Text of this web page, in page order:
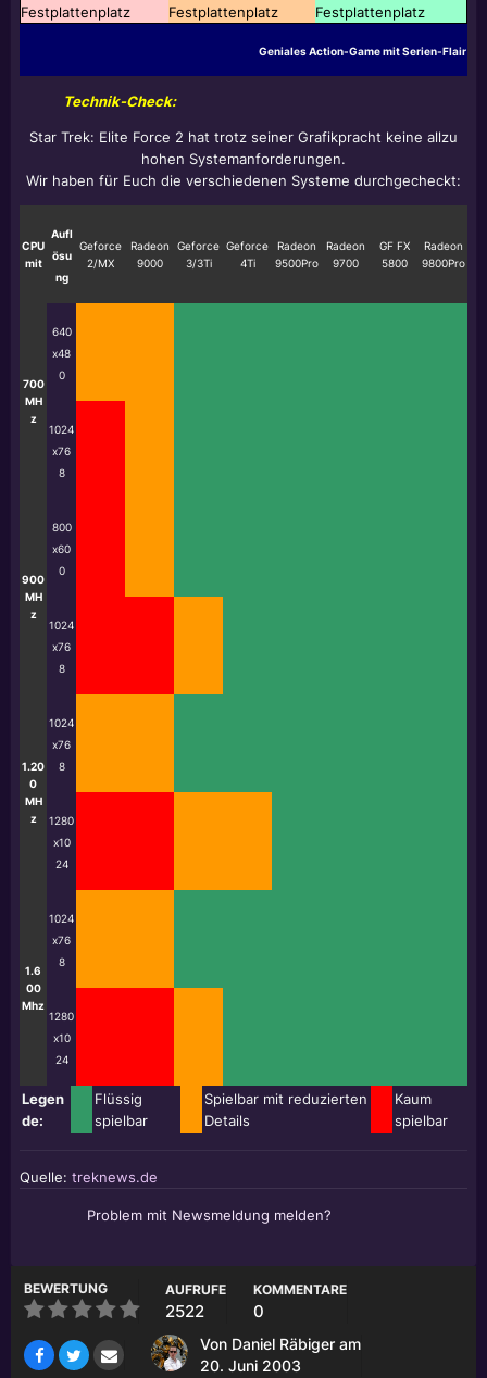
Festplattenplatz
Festplattenplatz
Festplattenplatz
Geniales Action-Game mit Serien-Flair
Technik-Check:
Star Trek: Elite Force 2 hat trotz seiner Grafikpracht keine allzu
hohen Systemanforderungen.
Wir haben für Euch die verschiedenen Systeme durchgecheckt:
CPU
mit
Aufl
ösu
ng
Geforce
2/MX
Radeon
9000
Geforce
3/3Ti
Geforce
4Ti
Radeon
9500Pro
Radeon
9700
GF FX
5800
Radeon
9800Pro
700
MH
z
640
x48
0
1024
x76
8
900
MH
z
800
x60
0
1024
x76
8
1.20
0
MH
z
1024
x76
8
1280
x10
24
1.6
00
Mhz
1024
x76
8
1280
x10
24
Legen
de:
Flüssig
spielbar
Spielbar mit reduzierten
Details
Kaum
spielbar
Quelle: treknews.de
Problem mit Newsmeldung melden?
BEWERTUNG AUFRUFE
2522
KOMMENTARE
0
Von Daniel Räbiger am
20. Juni 2003